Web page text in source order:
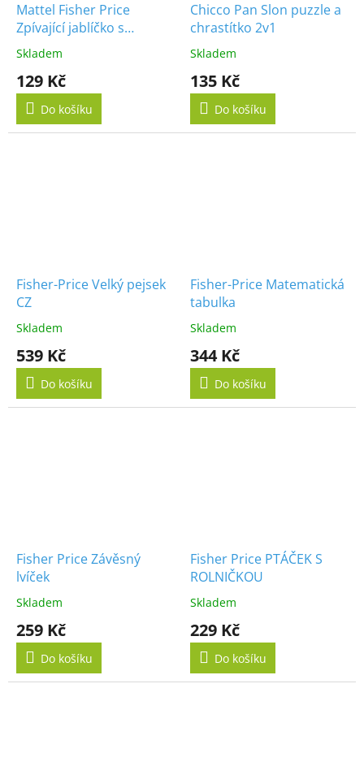
Mattel Fisher Price
Zpívající jablíčko s
překvapením
Skladem
129 Kč
Do košíku
Chicco Pan Slon puzzle a
chrastítko 2v1
Skladem
135 Kč
Do košíku
Fisher-Price Velký pejsek
CZ
Skladem
539 Kč
Do košíku
Fisher-Price Matematická
tabulka
Skladem
344 Kč
Do košíku
Fisher Price Závěsný
lvíček
Skladem
259 Kč
Do košíku
Fisher Price PTÁČEK S
ROLNIČKOU
Skladem
229 Kč
Do košíku